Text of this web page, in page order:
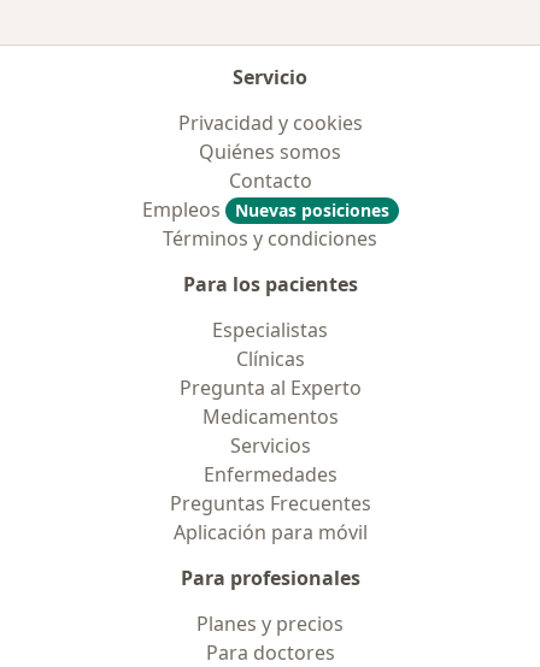
Servicio
Privacidad y cookies
Quiénes somos
Contacto
Empleos
Nuevas posiciones
Términos y condiciones
Para los pacientes
Especialistas
Clínicas
Pregunta al Experto
Medicamentos
Servicios
Enfermedades
Preguntas Frecuentes
Aplicación para móvil
Para profesionales
Planes y precios
Para doctores